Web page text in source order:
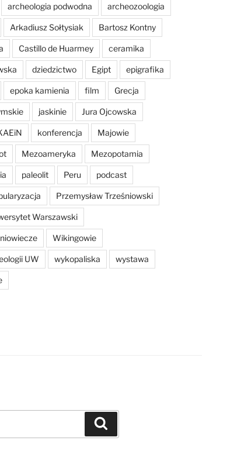
archeologia podwodna archeozoologia
Arkadiusz Sołtysiak Bartosz Kontny
Castillo de Huarmey ceramika
dziedzictwo Egipt epigrafika
epoka kamienia film Grecja
jaskinie Jura Ojcowska
konferencja Majowie
Mezoameryka Mezopotamia
paleolit Peru podcast
Przemysław Trześniowski
Warszawski
Wikingowie
UW wykopaliska wystawa